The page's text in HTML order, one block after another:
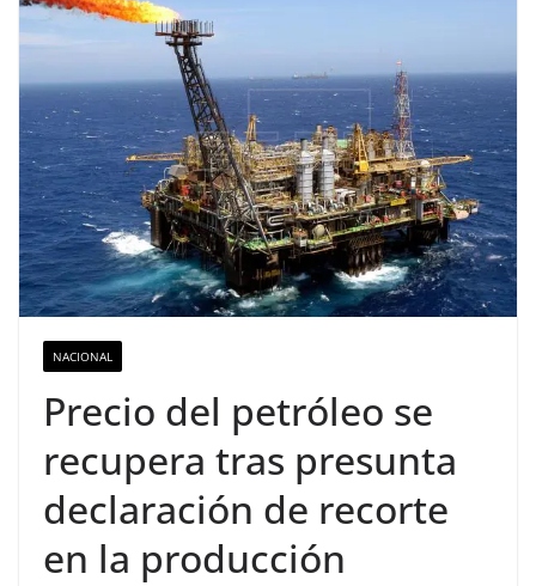
NACIONAL
Precio del petróleo se
recupera tras presunta
declaración de recorte
en la producción